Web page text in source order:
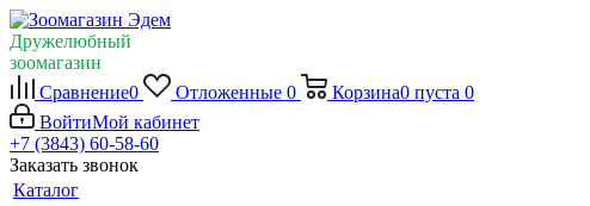
Дружелюбный
зоомагазин
Сравнение0 Отложенные 0 Корзина0 пуста 0
ВойтиМой кабинет
+7 (3843) 60-58-60
Заказать звонок
Каталог